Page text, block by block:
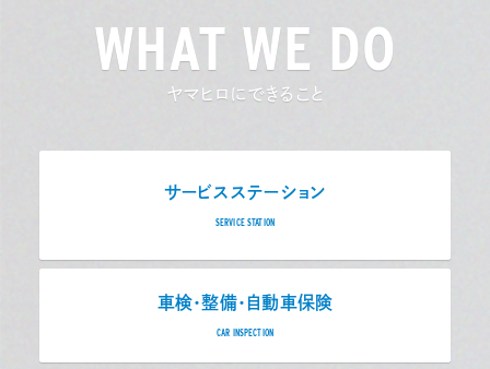
WHAT WE DO
ヤマヒロにできること
サービスステーション
SERVICE STATION
車検・整備・自動車保険
CAR INSPECTION